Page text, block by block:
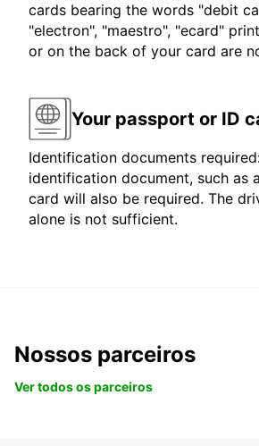
cards bearing the words "debit
"electron", "maestro", "ecard"
or on the back of your card are
Your passport or ID
Identification documents
identification document, such as
card will also be required. The
alone is not sufficient.
Nossos parceiros
Ver todos os parceiros